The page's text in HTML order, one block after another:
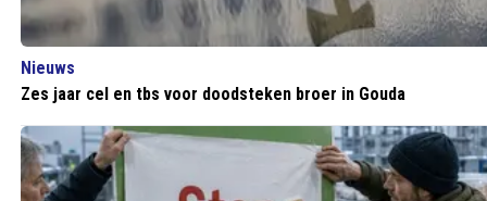
Nieuws
Zes jaar cel en tbs voor doodsteken broer in Gouda